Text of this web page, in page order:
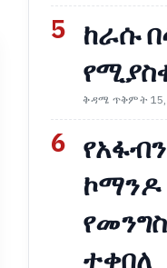
5 ከራሱ
ቅዳሜ ጥቅምት 15,
6